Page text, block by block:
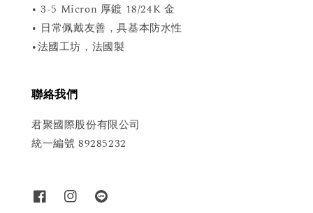
• 3-5 Micron 厚鍍 18/24K 金
• 日常佩戴友善，具基本防水性
•法國工坊，法國製
聯絡我們
君聚國際股份有限公司
統一編號 89285232